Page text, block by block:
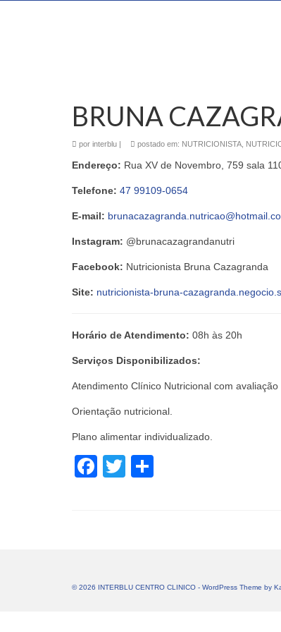
BRUNA
por interblu | postado em: NUTRICIONISTA
Endereço: Rua XV de Novembro, 759 sala
Telefone: 47 99109-0654
E-mail:
Instagram: @brunacazagrandanutri
Facebook: Nutricionista Bruna Cazagranda
Site: nutricionista-bruna-
Horário de Atendimento: 08h às 20h
Serviços Disponibilizados:
Atendimento Clínico Nutricional com
Orientação nutricional.
Plano alimentar individualizado.
Facebook
Twitter
© 2026 INTERBLU CENTRO CLINICO - WordPress Theme by